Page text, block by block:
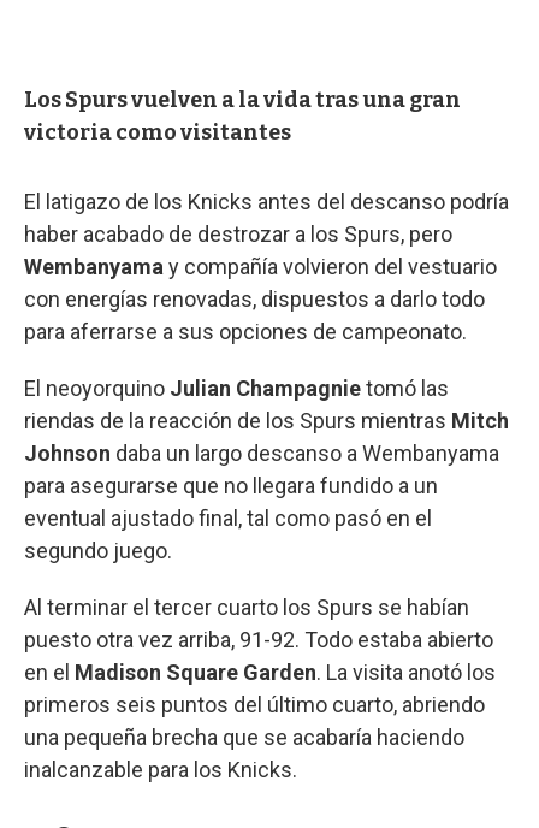
Los Spurs vuelven a la vida tras una gran
victoria como visitantes
El latigazo de los Knicks antes del descanso podría
haber acabado de destrozar a los Spurs, pero
Wembanyamay compañía volvieron del vestuario
con energías renovadas, dispuestos a darlo todo
para aferrarse a sus opciones de campeonato.
El neoyorquino Julian Champagnietomó las
riendas de la reacción de los Spurs mientras Mitch
Johnson daba un largo descanso a Wembanyama
para asegurarse que no llegara fundido a un
eventual ajustado final, tal como pasó en el
segundo juego.
Al terminar el tercer cuarto los Spurs se habían
puesto otra vez arriba, 91-92. Todo estaba abierto
en el Madison Square Garden. La visita anotó los
primeros seis puntos del último cuarto, abriendo
una pequeña brecha que se acabaría haciendo
inalcanzable para los Knicks.